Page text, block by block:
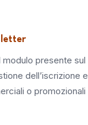
presente sul
dell’iscrizione e
o promozionali